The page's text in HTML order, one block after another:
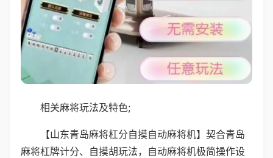
相关麻将玩法及特色;
【山东青岛麻将杠分自摸自动麻将机】契合青岛
麻将杠牌计分、自摸胡玩法，自动麻将机极简操作设